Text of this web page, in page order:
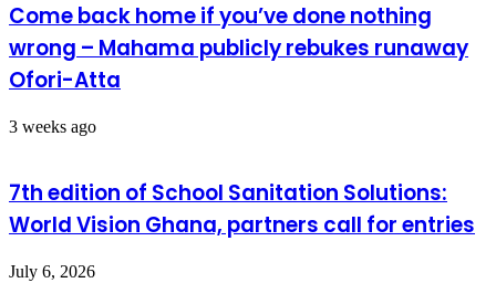
Come back home if you’ve done nothing
wrong – Mahama publicly rebukes runaway
Ofori-Atta
3 weeks ago
7th edition of School Sanitation Solutions:
World Vision Ghana, partners call for entries
July 6, 2026